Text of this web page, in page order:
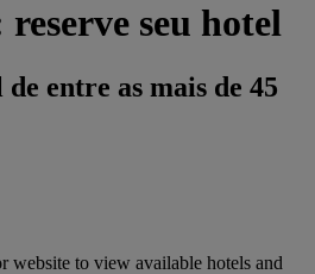
seu hotel
entre as mais de 45
website to view available hotels and